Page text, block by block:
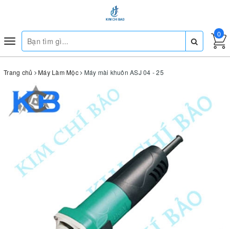
Toggle
navigation
0
Trang chủ Máy Làm Mộc Máy mài khuôn ASJ 04 - 25